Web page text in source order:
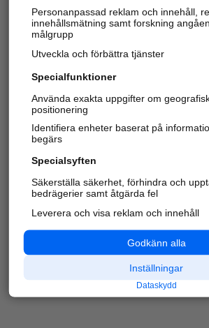
Har du redan verifierat ditt
Varje vecka besöker du och4
härliga användare oss för att
information om företag,
platser.
Personanpassad reklam och innehåll,
innehållsmätning samt forskning
målgrupp
Utveckla och förbättra tjänster
Specialfunktioner
Använda exakta uppgifter om
positionering
Identifiera enheter baserat på
begärs
Specialsyften
Säkerställa säkerhet, förhindra och
bedrägerier samt åtgärda fel
Leverera och visa reklam och innehåll
Godkänn alla
Inställningar
Dataskydd